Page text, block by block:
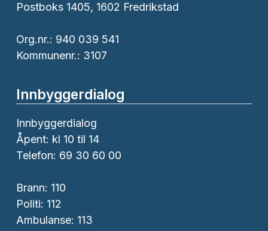
Postboks 1405, 1602 Fredrikstad
Org.nr.: 940 039 541
Kommunenr.: 3107
Innbyggerdialog
Innbyggerdialog
Åpent: kl 10 til 14
Telefon: 69 30 60 00
Brann: 110
Politi: 112
Ambulanse: 113